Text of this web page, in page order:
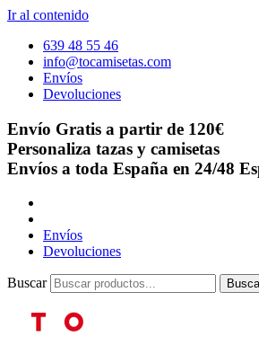
Ir al contenido
639 48 55 46
info@tocamisetas.com
Envíos
Devoluciones
Envío Gratis a partir de 120€
Personaliza tazas y camisetas
Envíos a toda España en 24/48
Envíos
Devoluciones
Buscar